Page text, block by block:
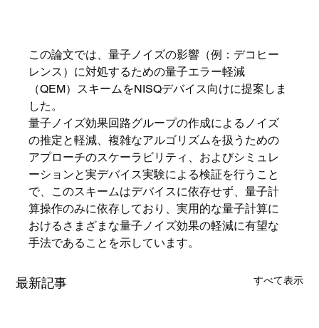
この論文では、量子ノイズの影響（例：デコヒー
レンス）に対処するための量子エラー軽減
（QEM）スキームをNISQデバイス向けに提案しま
した。
量子ノイズ効果回路グループの作成によるノイズ
の推定と軽減、複雑なアルゴリズムを扱うための
アプローチのスケーラビリティ、およびシミュレ
ーションと実デバイス実験による検証を行うこと
で、このスキームはデバイスに依存せず、量子計
算操作のみに依存しており、実用的な量子計算に
おけるさまざまな量子ノイズ効果の軽減に有望な
手法であることを示しています。
最新記事 すべて表示